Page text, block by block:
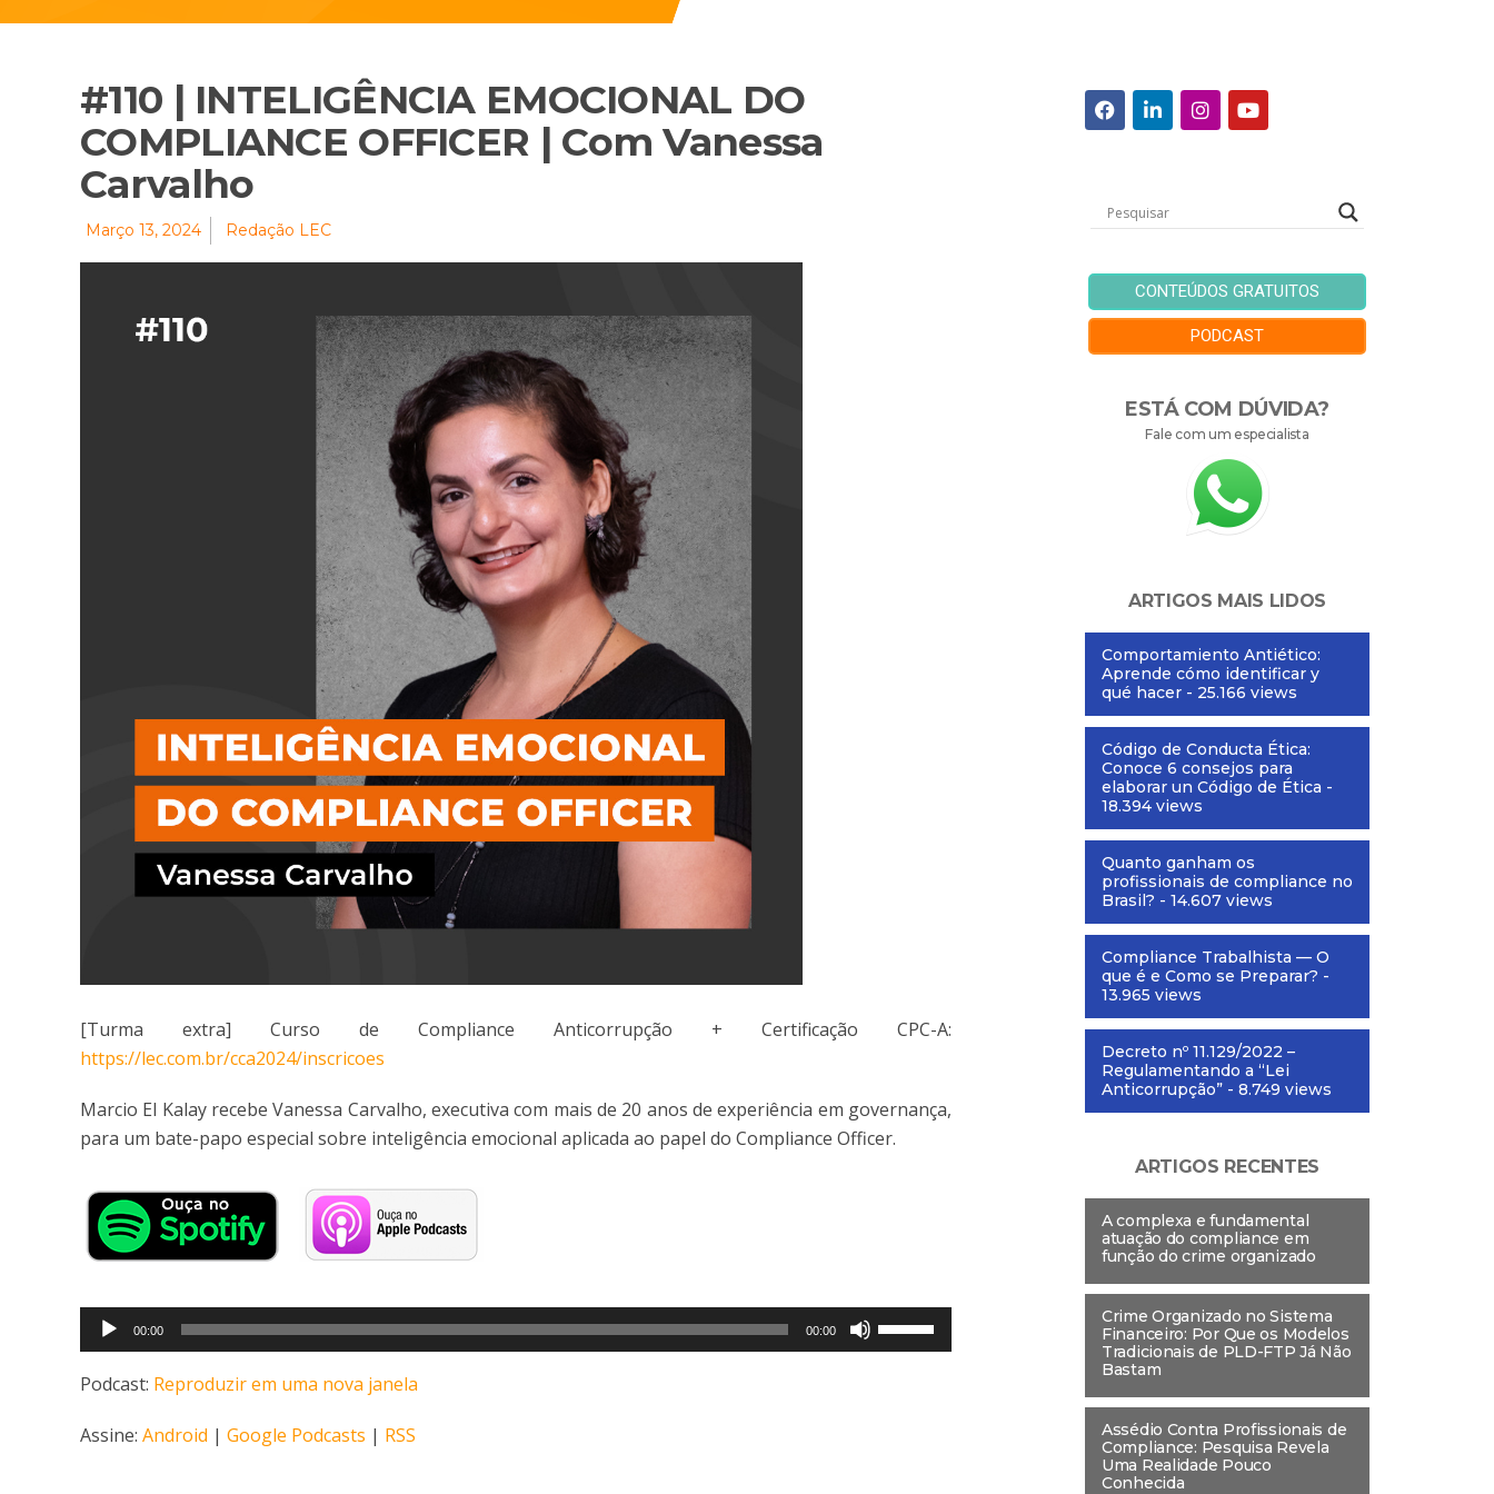
#110 | INTELIGÊNCIA EMOCIONAL DO
COMPLIANCE OFFICER | Com Vanessa
Carvalho
Março 13, 2024 Redação LEC
[Turma extra] Curso de Compliance Anticorrupção + Certificação CPC-A:
https://lec.com.br/cca2024/inscricoes
Marcio El Kalay recebe Vanessa Carvalho, executiva com mais de 20 anos de experiência em governança,
para um bate-papo especial sobre inteligência emocional aplicada ao papel do Compliance Officer.
Tocador
de
áudio
00:00 00:00
as
Podcast: Reproduzir em uma nova janela
Assine: Android | Google Podcasts | RSS
CONTEÚDOS GRATUITOS
PODCAST
ESTÁ COM DÚVIDA?
Fale com um especialista
ARTIGOS MAIS LIDOS
Comportamiento Antiético:
Aprende cómo identificar y
qué hacer - 25.166 views
Código de Conducta Ética:
Conoce 6 consejos para
elaborar un Código de Ética -
18.394 views
Quanto ganham os
profissionais de compliance no
Brasil? - 14.607 views
Compliance Trabalhista — O
que é e Como se Preparar? -
13.965 views
Decreto nº 11.129/2022 –
Regulamentando a “Lei
Anticorrupção” - 8.749 views
ARTIGOS RECENTES
A complexa e fundamental
atuação do compliance em
função do crime organizado
Crime Organizado no Sistema
Financeiro: Por Que os Modelos
Tradicionais de PLD-FTP Já Não
Bastam
Assédio Contra Profissionais de
Compliance: Pesquisa Revela
Uma Realidade Pouco
Conhecida